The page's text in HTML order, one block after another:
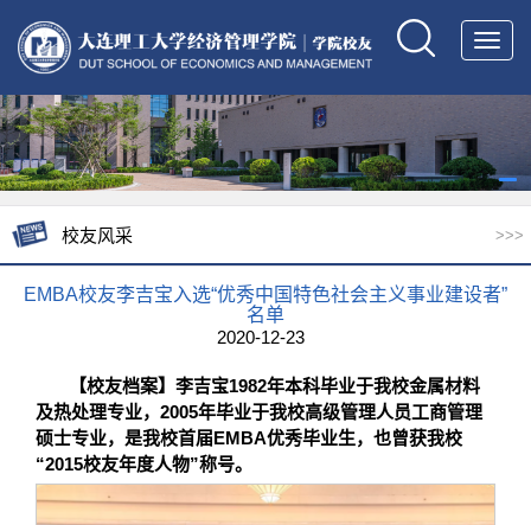
校友风采 >>>
EMBA校友李吉宝入选“优秀中国特色社会主义事业建设者”
名单
2020-12-23
【校友档案】李吉宝1982年本科毕业于我校金属材料
及热处理专业，2005年毕业于我校高级管理人员工商管理
硕士专业，是我校首届EMBA优秀毕业生，也曾获我校
“2015校友年度人物”称号。